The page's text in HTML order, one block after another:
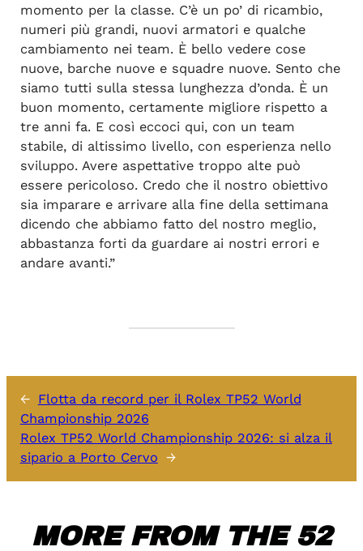
momento per la classe. C’è un po’ di ricambio,
numeri più grandi, nuovi armatori e qualche
cambiamento nei team. È bello vedere cose
nuove, barche nuove e squadre nuove. Sento che
siamo tutti sulla stessa lunghezza d’onda. È un
buon momento, certamente migliore rispetto a
tre anni fa. E così eccoci qui, con un team
stabile, di altissimo livello, con esperienza nello
sviluppo. Avere aspettative troppo alte può
essere pericoloso. Credo che il nostro obiettivo
sia imparare e arrivare alla fine della settimana
dicendo che abbiamo fatto del nostro meglio,
abbastanza forti da guardare ai nostri errori e
andare avanti.”
← Flotta da record per il Rolex TP52 World
Championship 2026
Rolex TP52 World Championship 2026: si alza il
sipario a Porto Cervo →
MORE FROM THE 52